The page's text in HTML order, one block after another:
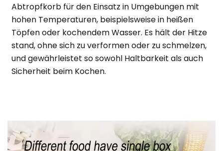
Abtropfkorb für den Einsatz in Umgebungen mit
hohen Temperaturen, beispielsweise in heißen
Töpfen oder kochendem Wasser. Es hält der Hitze
stand, ohne sich zu verformen oder zu schmelzen,
und gewährleistet so sowohl Haltbarkeit als auch
Sicherheit beim Kochen.